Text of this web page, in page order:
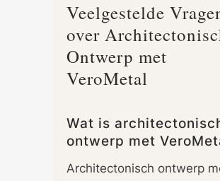
Veelgestelde
over
Ontwerp met
VeroMetal
Wat is
ontwerp met
Architectonisch ontwerp